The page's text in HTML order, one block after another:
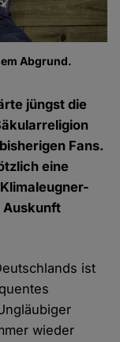
Abgrund.
jüngst die
Fans.
eine
Auskunft
ist
wieder